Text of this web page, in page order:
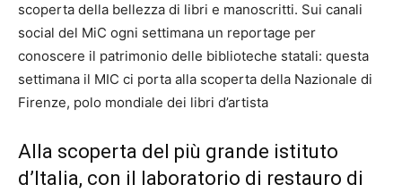
scoperta della bellezza di libri e manoscritti. Sui canali
social del MiC ogni settimana un reportage per
conoscere il patrimonio delle biblioteche statali: questa
settimana il MIC ci porta alla scoperta della Nazionale di
Firenze, polo mondiale dei libri d’artista
Alla scoperta del più grande istituto
d’Italia, con il laboratorio di restauro di